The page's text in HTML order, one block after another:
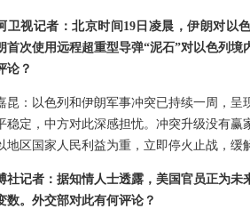
卫视记者：北京时间19日凌晨，伊朗对以
首次使用远程超重型导弹“泥石”对以色列
论？
昆：以色列和伊朗军事冲突已持续一周，
稳定，中方对此深感担忧。冲突升级没有
地区国家人民利益为重，立即停火止战，缓
社记者：据知情人士透露，美国官员正为
数。外交部对此有何评论？